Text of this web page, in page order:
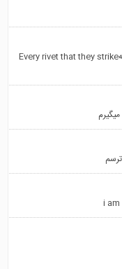
هر پرچی که به آنها میزنن میتونه یه گلوله باشهEvery rivet that they strike